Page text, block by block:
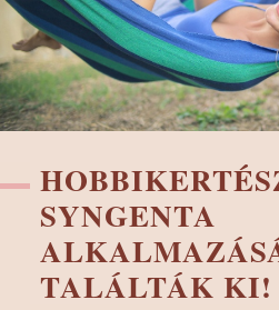
SYNGENTA
TALÁLTÁK KI!